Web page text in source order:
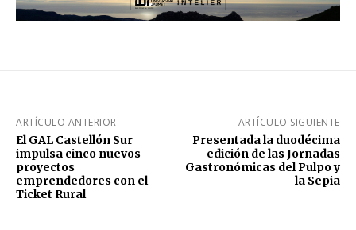
ARTÍCULO ANTERIOR
El GAL Castellón Sur
impulsa cinco nuevos
proyectos
emprendedores con el
Ticket Rural
ARTÍCULO SIGUIENTE
Presentada la duodécima
edición de las Jornadas
Gastronómicas del Pulpo y
la Sepia